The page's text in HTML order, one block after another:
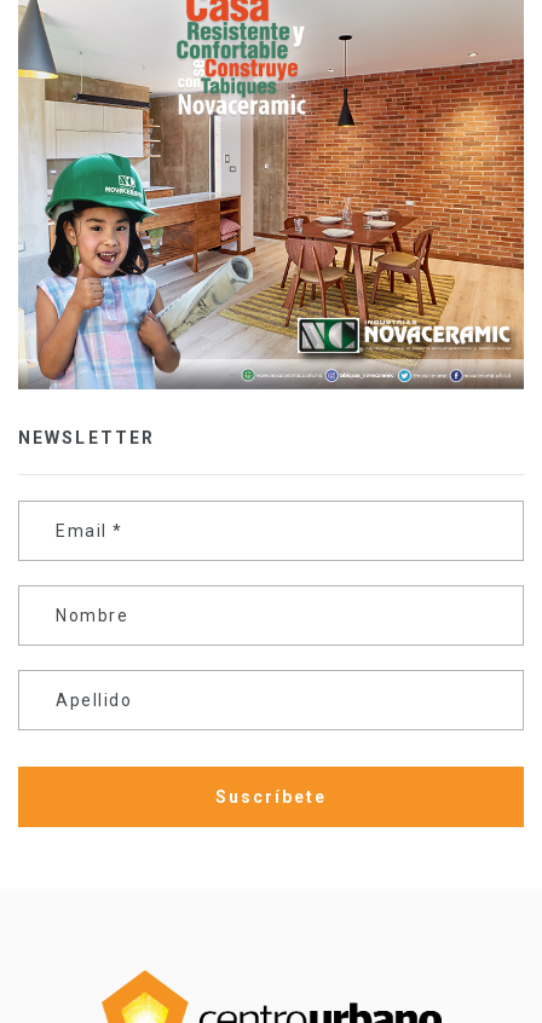
NEWSLETTER
Email *
Nombre
Apellido